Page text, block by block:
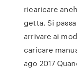
ricaricare
getta. Si
arrivare ai
caricare
ago 2017